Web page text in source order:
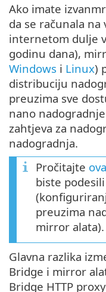
Ako imate
da se računala
internetom dulje
godinu dana),
Windows i Linux)
distribuciju
preuzima sve
nano
zahtjeva za
nadogradnja.
Pročitajte
biste
preuzima
mirror alata).
Glavna razlika
Bridge i mirror
Bridge HTTP